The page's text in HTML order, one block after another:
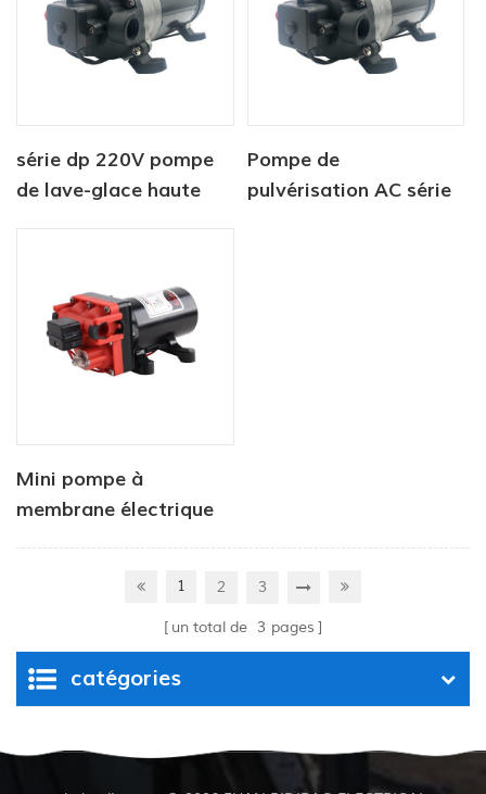
série dp 220V pompe
de lave-glace haute
Pompe de
pulvérisation AC série
Mini pompe à
membrane électrique
1 2 3
un total de 3 pages
catégories